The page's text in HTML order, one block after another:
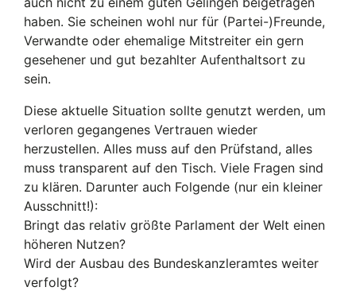
haben. Sie scheinen wohl nur für (Partei-)Freunde,
Verwandte oder ehemalige Mitstreiter ein gern
gesehener und gut bezahlter Aufenthaltsort zu
sein.
Diese aktuelle Situation sollte genutzt werden, um
verloren gegangenes Vertrauen wieder
herzustellen. Alles muss auf den Prüfstand, alles
muss transparent auf den Tisch. Viele Fragen sind
zu klären. Darunter auch Folgende (nur ein kleiner
Ausschnitt!):
Bringt das relativ größte Parlament der Welt einen
höheren Nutzen?
Wird der Ausbau des Bundeskanzleramtes weiter
verfolgt?